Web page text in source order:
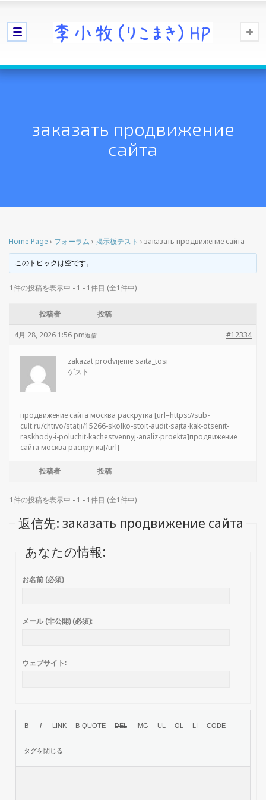
заказать продвижение
сайта
Home Page › フォーラム › 掲示板テスト › заказать продвижение сайта
このトピックは空です。
1件の投稿を表示中 - 1 - 1件目 (全1件中)
投稿者 投稿
4月 28, 2026 1:56 pm #12334
返信
zakazat prodvijenie saita_tosi
ゲスト
продвижение сайта москва раскрутка [url=https://sub-
cult.ru/chtivo/statji/15266-skolko-stoit-audit-sajta-kak-otsenit-
raskhody-i-poluchit-kachestvennyj-analiz-proekta]продвижение
сайта москва раскрутка[/url]
投稿者 投稿
1件の投稿を表示中 - 1 - 1件目 (全1件中)
返信先: заказать продвижение сайта
あなたの情報:
お名前 (必須)
メール (非公開) (必須):
ウェブサイト: